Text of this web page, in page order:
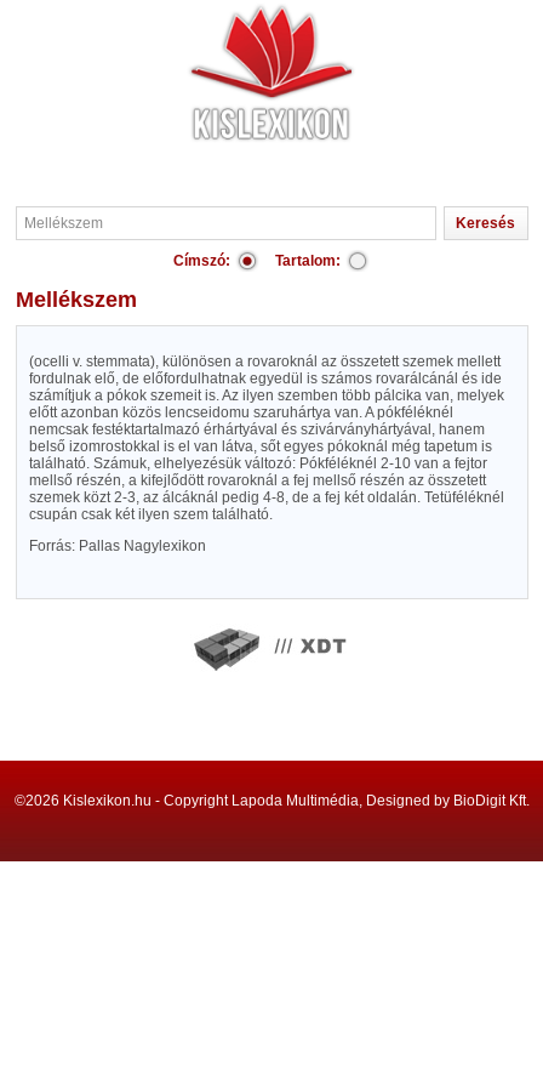
Címszó: Tartalom:
Mellékszem
(ocelli v. stemmata), különösen a rovaroknál az összetett szemek mellett
fordulnak elő, de előfordulhatnak egyedül is számos rovarálcánál és ide
számítjuk a pókok szemeit is. Az ilyen szemben több pálcika van, melyek
előtt azonban közös lencseidomu szaruhártya van. A pókféléknél
nemcsak festéktartalmazó érhártyával és szivárványhártyával, hanem
belső izomrostokkal is el van látva, sőt egyes pókoknál még tapetum is
található. Számuk, elhelyezésük változó: Pókféléknél 2-10 van a fejtor
mellső részén, a kifejlődött rovaroknál a fej mellső részén az összetett
szemek közt 2-3, az álcáknál pedig 4-8, de a fej két oldalán. Tetüféléknél
csupán csak két ilyen szem található.
Forrás: Pallas Nagylexikon
©2026 Kislexikon.hu - Copyright Lapoda Multimédia, Designed by BioDigit Kft.